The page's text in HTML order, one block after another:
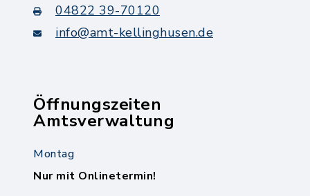
04822 39-70120
info@amt-kellinghusen.de
Öffnungszeiten
Amtsverwaltung
Montag
Nur mit Onlinetermin!